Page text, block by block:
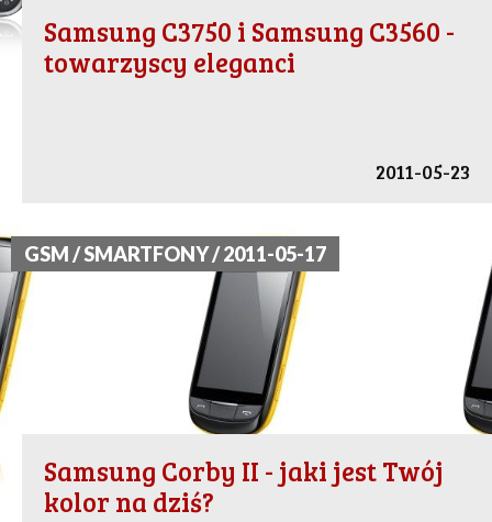
Samsung C3750 i Samsung C3560 -
towarzyscy eleganci
2011-05-23
GSM / SMARTFONY / 2011-05-17
Samsung Corby II - jaki jest Twój
kolor na dziś?